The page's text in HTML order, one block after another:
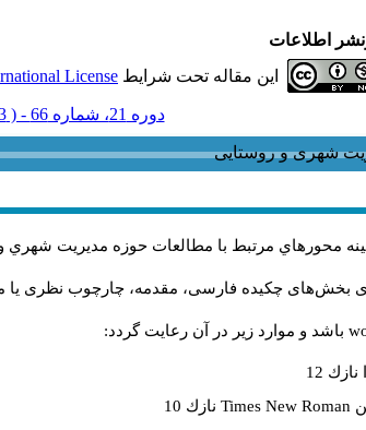
اطلاعات
این مقاله تحت شرایط License
دوره 21، شماره 66 - ( 3-1401 )
محورهاي مرتبط با مطالعات حوزه مديريت
بخش‌های چکیده فارسی، مقدمه، چارچوب نظری یا
باشد و موارد زير در آن رعايت گردد:
12
Times New Roman نازك 10